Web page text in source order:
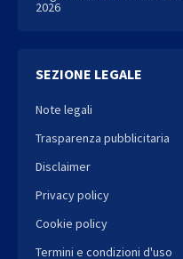
2026
SEZIONE LEGALE
Note legali
Trasparenza pubblicitaria
Disclaimer
Privacy policy
Cookie policy
Termini e condizioni d'uso